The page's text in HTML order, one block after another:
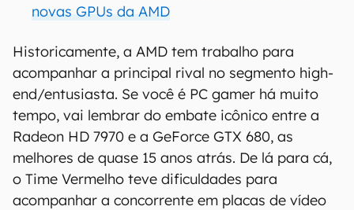
novas GPUs da AMD
Historicamente, a AMD tem trabalho para
acompanhar a principal rival no segmento high-
end/entusiasta. Se você é PC gamer há muito
tempo, vai lembrar do embate icônico entre a
Radeon HD 7970 e a GeForce GTX 680, as
melhores de quase 15 anos atrás. De lá para cá,
o Time Vermelho teve dificuldades para
acompanhar a concorrente em placas de vídeo